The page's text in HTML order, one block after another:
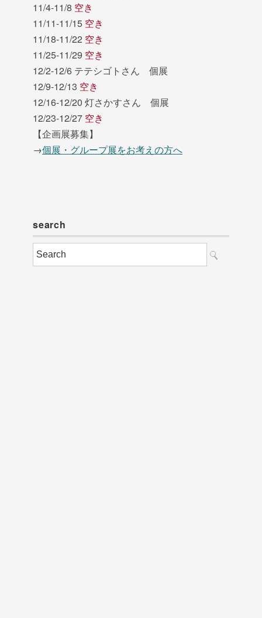
11/4-11/8 空き
11/11-11/15 空き
11/18-11/22 空き
11/25-11/29 空き
12/2-12/6 テテシゴトさん 個展
12/9-12/13 空き
12/16-12/20 灯さかすさん 個展
12/23-12/27 空き
【企画展募集】
→個展・グループ展をお考えの方へ
search